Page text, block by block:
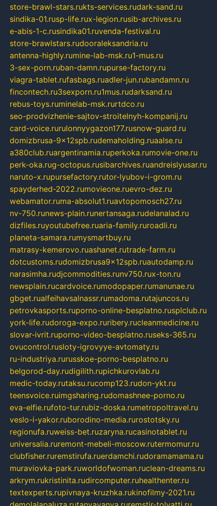
store-brawl-stars.rukts-services.rudark-sand.ru
sindika-01.rusp-life.rux-legion.rusib-archives.ru
e-abis-1-c.rusindika01.ruvenda-festival.ru
store-brawlstars.rudooraleksandria.ru
antenna-highly.rumine-lab-msk.ru1-mus.ru
3-sex-porn.ruban-damn.rupurse-factory.ru
viagra-tablet.rufasbags.ruadler-jun.rubandamn.ru
fincontech.ru3sexporn.ru1mus.rudarksand.ru
rebus-toys.ruminelab-msk.rurtdco.ru
seo-prodvizhenie-sajtov-stroitelnyh-kompanij.ru
card-voice.rurulonnyygazon177.rusnow-guard.ru
domizbrusa-9x12spb.rudemaholding.ruaalse.ru
a380club.ruargentinamia.ruperkoka.rumovie-one.ru
perk-oka.rug-octopus.rusibarchives.ruandreislyusar.ru
naruto-x.rupursefactory.rutor-lyubov-i-grom.ru
spayderhed-2022.rumovieone.ruevro-dez.ru
webamator.ruma-absolut1.ruavtopomosch27.ru
nv-750.runews-plain.runertansaga.rudelanalad.ru
dizfiles.ruyoutubefree.ruaria-family.ruroadli.ru
planeta-samara.rumysmartbuy.ru
matrasy-kemerovo.ruashanet.rutrade-farm.ru
dotcustoms.rudomizbrusa9x12spb.ruautodamp.ru
narasimha.rudjcommodities.runv750.rux-ton.ru
newsplain.rucardvoice.rumodopaper.rumanunae.ru
gbget.rualfeihavsalnassr.rumadoma.rutajuncos.ru
petrovkasports.ruporno-online-besplatno.rusplclub.ru
york-life.rudoroga-expo.ruribery.rucleanmedicine.ru
slovar-ivrit.ruporno-video-besplatno.ruseks-365.ru
ovucontrol.rusloty-igrovyye-avtomaty.ru
ru-industriya.rurusskoe-porno-besplatno.ru
belgorod-day.rudigilith.rupichkurovlab.ru
medic-today.rutaksu.rucomp123.rudon-ykt.ru
teensvoice.ruimgsharing.rudomashnee-porno.ru
eva-elfie.rufoto-tur.rubiz-doska.rumetropoltravel.ru
veslo-i-yakor.ruborodino-media.rurostotsky.ru
regionufa.ruweiss-bet.ruzaryna.rucasinotablet.ru
universalia.ruremont-mebeli-moscow.rutermomur.ru
clubfisher.ruremstirufa.ruerdamchi.rudoramamama.ru
muraviovka-park.ruworldofwoman.ruclean-dreams.ru
arkrym.rukristinita.rudircomputer.ruhealthenter.ru
textexperts.rupivnaya-kruzhka.rukinofilmy-2021.ru